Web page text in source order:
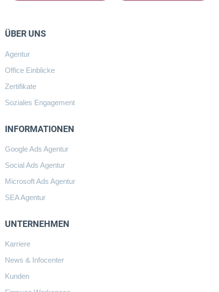
ÜBER UNS
Agentur
Office Einblicke
Zertifikate
Soziales Engagement
INFORMATIONEN
Google Ads Agentur
Social Ads Agentur
Microsoft Ads Agentur
SEA Agentur
UNTERNEHMEN
Karriere
News & Infocenter
Kunden